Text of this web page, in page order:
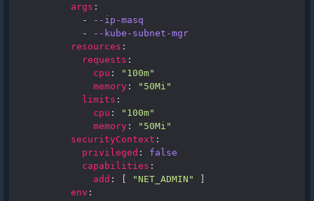
args :
-
--ip-masq
-
--kube-subnet-mgr
resources :
requests :
cpu :
"100m"
memory :
"50Mi"
limits :
cpu :
"100m"
memory :
"50Mi"
securityContext :
privileged :
false
capabilities :
add : "NET_ADMIN"
env :